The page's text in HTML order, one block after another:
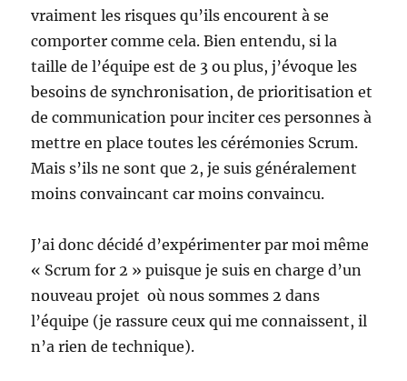
vraiment les risques qu’ils encourent à se
comporter comme cela. Bien entendu, si la
taille de l’équipe est de 3 ou plus, j’évoque les
besoins de synchronisation, de prioritisation et
de communication pour inciter ces personnes à
mettre en place toutes les cérémonies Scrum.
Mais s’ils ne sont que 2, je suis généralement
moins convaincant car moins convaincu.
J’ai donc décidé d’expérimenter par moi même
« Scrum for 2 » puisque je suis en charge d’un
nouveau projet où nous sommes 2 dans
l’équipe (je rassure ceux qui me connaissent, il
n’a rien de technique).